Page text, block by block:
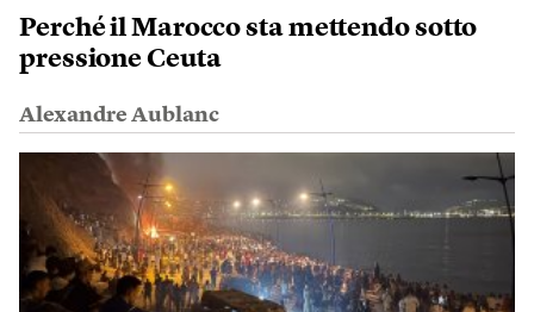
Perché il Marocco sta mettendo sotto
pressione Ceuta
Alexandre Aublanc